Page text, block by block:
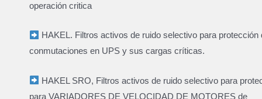
operación critica
HAKEL. Filtros activos de ruido selectivo para protección
conmutaciones en UPS y sus cargas críticas.
HAKEL SRO, Filtros activos de ruido selectivo para
para VARIADORES DE VELOCIDAD DE MOTORES de